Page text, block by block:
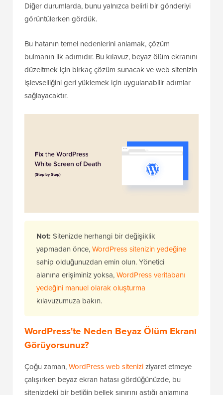
Diğer durumlarda, bunu yalnızca belirli bir gönderiyi
görüntülerken gördük.
Bu hatanın temel nedenlerini anlamak, çözüm
bulmanın ilk adımıdır. Bu kılavuz, beyaz ölüm ekranını
düzeltmek için birkaç çözüm sunacak ve web sitenizin
işlevselliğini geri yüklemek için uygulanabilir adımlar
sağlayacaktır.
Not: Sitenizde herhangi bir değişiklik
yapmadan önce,WordPress sitenizin yedeğine
sahip olduğunuzdan emin olun. Yönetici
alanına erişiminiz yoksa,WordPress veritabanı
yedeğini manuel olarak oluşturma
kılavuzumuza bakın.
WordPress'te Neden Beyaz Ölüm Ekranı
Görüyorsunuz?
Çoğu zaman,WordPress web siteniziziyaret etmeye
çalışırken beyaz ekran hatası gördüğünüzde, bu
sitenizdeki bir betiğin bellek sınırını aştığı anlamına